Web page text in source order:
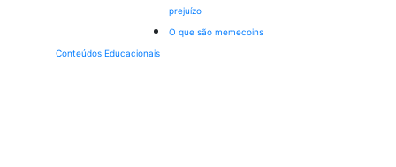
prejuízo
O que são memecoins
Conteúdos Educacionais